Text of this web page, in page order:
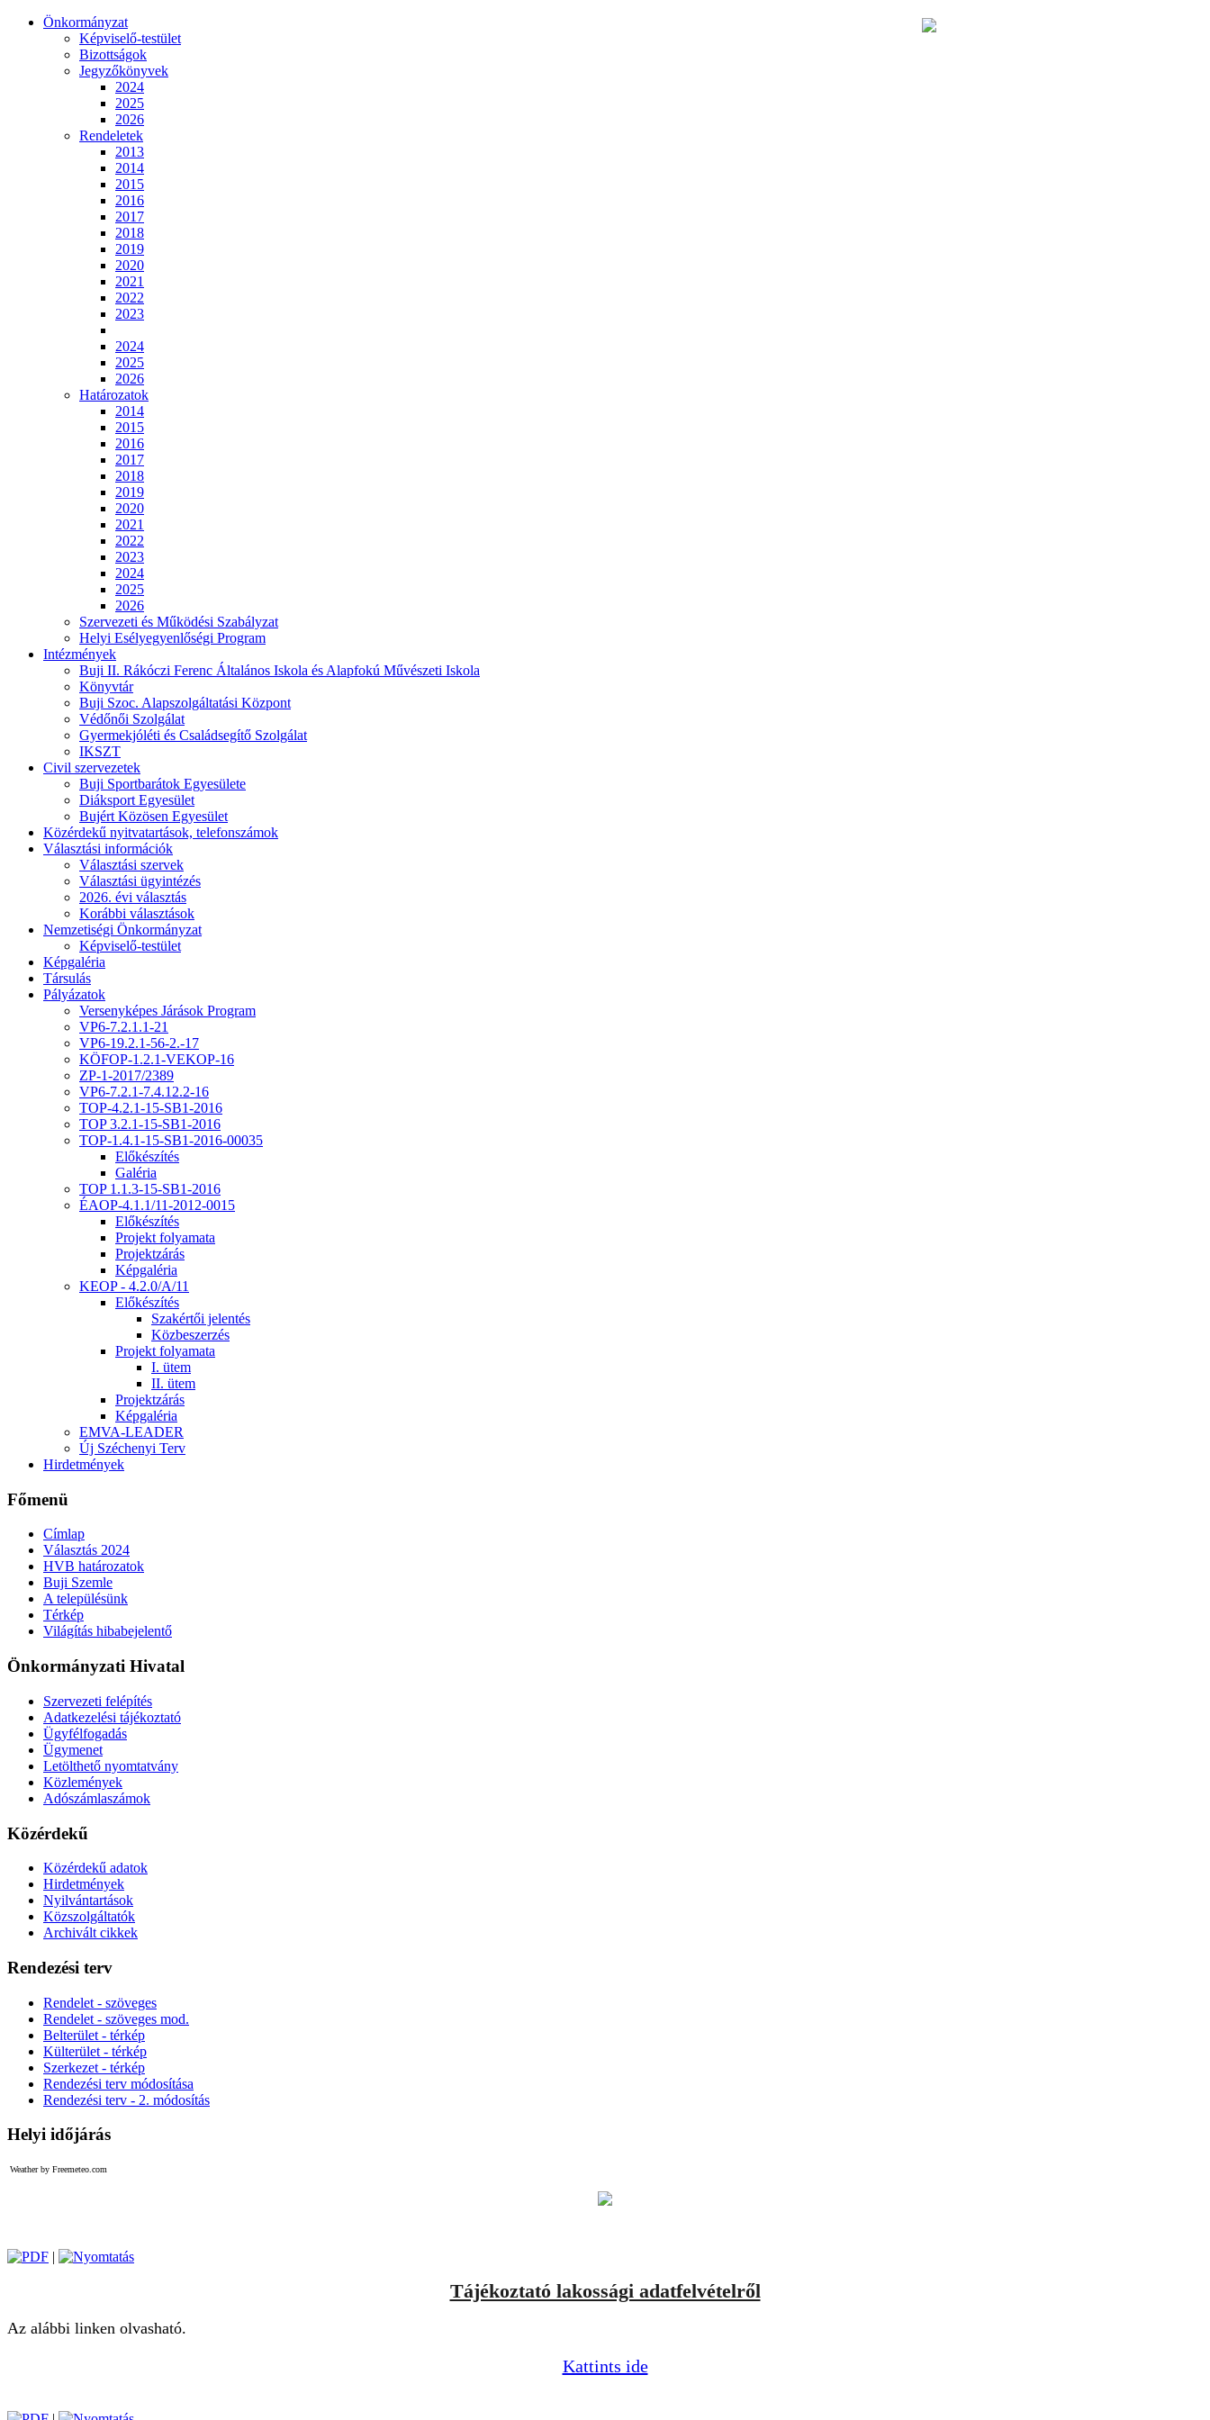
Önkormányzat
Képviselő-testület
Bizottságok
Jegyzőkönyvek
2024
2025
2026
Rendeletek
2013
2014
2015
2016
2017
2018
2019
2020
2021
2022
2023
2024
2025
2026
Határozatok
2014
2015
2016
2017
2018
2019
2020
2021
2022
2023
2024
2025
2026
Szervezeti és Működési Szabályzat
Helyi Esélyegyenlőségi Program
Intézmények
Buji II. Rákóczi Ferenc Általános Iskola és Alapfokú Művészeti Iskola
Könyvtár
Buji Szoc. Alapszolgáltatási Központ
Védőnői Szolgálat
Gyermekjóléti és Családsegítő Szolgálat
IKSZT
Civil szervezetek
Buji Sportbarátok Egyesülete
Diáksport Egyesület
Bujért Közösen Egyesület
Közérdekű nyitvatartások, telefonszámok
Választási információk
Választási szervek
Választási ügyintézés
2026. évi választás
Korábbi választások
Nemzetiségi Önkormányzat
Képviselő-testület
Képgaléria
Társulás
Pályázatok
Versenyképes Járások Program
VP6-7.2.1.1-21
VP6-19.2.1-56-2.-17
KÖFOP-1.2.1-VEKOP-16
ZP-1-2017/2389
VP6-7.2.1-7.4.12.2-16
TOP-4.2.1-15-SB1-2016
TOP 3.2.1-15-SB1-2016
TOP-1.4.1-15-SB1-2016-00035
Előkészítés
Galéria
TOP 1.1.3-15-SB1-2016
ÉAOP-4.1.1/11-2012-0015
Előkészítés
Projekt folyamata
Projektzárás
Képgaléria
KEOP - 4.2.0/A/11
Előkészítés
Szakértői jelentés
Közbeszerzés
Projekt folyamata
I. ütem
II. ütem
Projektzárás
Képgaléria
EMVA-LEADER
Új Széchenyi Terv
Hirdetmények
Főmenü
Címlap
Választás 2024
HVB határozatok
Buji Szemle
A településünk
Térkép
Világítás hibabejelentő
Önkormányzati Hivatal
Szervezeti felépítés
Adatkezelési tájékoztató
Ügyfélfogadás
Ügymenet
Letölthető nyomtatvány
Közlemények
Adószámlaszámok
Közérdekű
Közérdekű adatok
Hirdetmények
Nyilvántartások
Közszolgáltatók
Archivált cikkek
Rendezési terv
Rendelet - szöveges
Rendelet - szöveges mod.
Belterület - térkép
Külterület - térkép
Szerkezet - térkép
Rendezési terv módosítása
Rendezési terv - 2. módosítás
Helyi időjárás
Weather by Freemeteo.com
|
Tájékoztató lakossági adatfelvételről
Az alábbi linken olvasható.
Kattints ide